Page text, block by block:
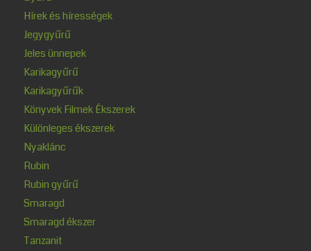
Hírek és hírességek
Jegygyűrű
Jeles ünnepek
Karikagyűrű
Karikagyűrűk
Könyvek Filmek Ékszerek
Különleges ékszerek
Nyaklánc
Rubin
Rubin gyűrű
Smaragd
Smaragd ékszer
Tanzanit